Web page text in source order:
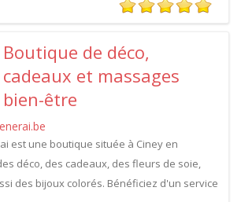
Boutique de déco,
cadeaux et massages
bien-être
est une boutique située à Ciney en
déco, des cadeaux, des fleurs de soie,
des bijoux colorés. Bénéficiez d'un service